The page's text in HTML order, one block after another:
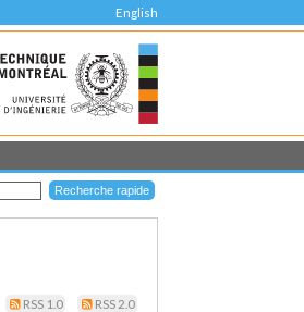
English
RSS 1.0 RSS 2.0